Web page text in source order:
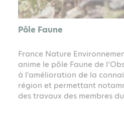
Pôle Faune
France Nature
anime le pôle Faune de
à l'amélioration de la
région et permettant
des travaux des membres